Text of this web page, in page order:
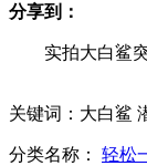
朝称野战炮
分享到：
实拍大白鲨突
关键词：大白鲨
分类名称： 轻松